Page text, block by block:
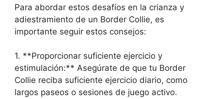
Para abordar estos desafíos en la crianza y
adiestramiento de un Border Collie, es
importante seguir estos consejos:
1. **Proporcionar suficiente ejercicio y
estimulación:** Asegúrate de que tu Border
Collie reciba suficiente ejercicio diario, como
largos paseos o sesiones de juego activo.